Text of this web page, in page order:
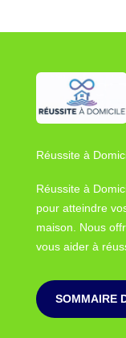
Réussite à
Réussite à
pour atteindre
maison. Nous
vous aider à
SOMMAIRE